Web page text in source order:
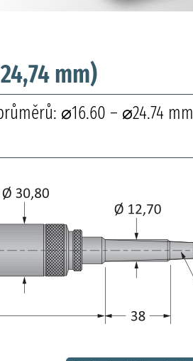
mm)
⌀16.60 – ⌀24.74 mm